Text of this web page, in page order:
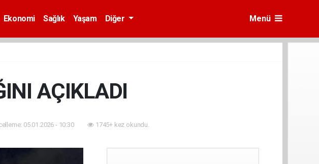
Ekonomi Sağlık Yaşam Diğer Menü
AÇIKLADI
05.01.2026 - 10:30 1745+ kez okundu.